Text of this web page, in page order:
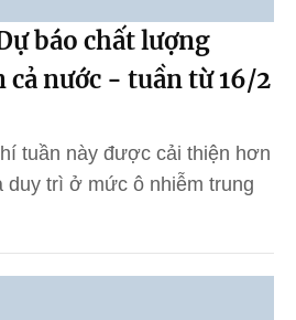
báo chất lượng
nước - tuần từ 16/2
tuần này được cải thiện hơn
trì ở mức ô nhiễm trung